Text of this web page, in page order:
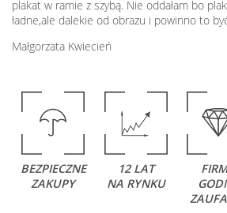
plakat w ramie z szybą. Nie oddałam bo
ładne,ale dalekie od obrazu i powinno to
Małgorzata Kwiecień
BEZPIECZNE
ZAKUPY
12 LAT
NA RYNKU